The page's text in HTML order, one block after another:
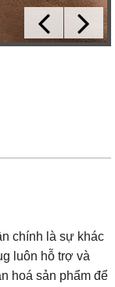
chính là sự khác
luôn hỗ trợ và
hoá sản phẩm để